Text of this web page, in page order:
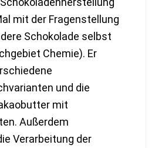
mit der Fragenstellung
Schokolade selbst
Chemie). Er
und die
mit
Außerdem
Verarbeitung der